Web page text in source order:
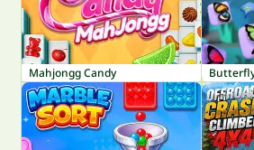
Mahjongg Candy